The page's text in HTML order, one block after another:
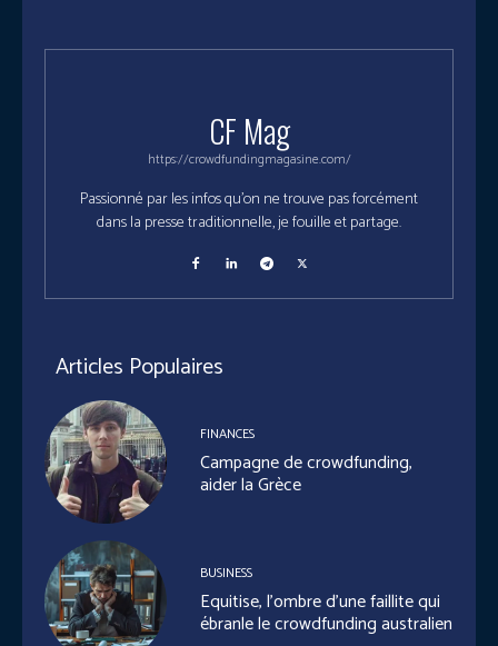
CF Mag
https://crowdfundingmagasine.com/
Passionné par les infos qu'on ne trouve pas forcément
dans la presse traditionnelle, je fouille et partage.
Articles Populaires
FINANCES
Campagne de crowdfunding,
aider la Grèce
BUSINESS
Equitise, l’ombre d’une faillite qui
ébranle le crowdfunding australien